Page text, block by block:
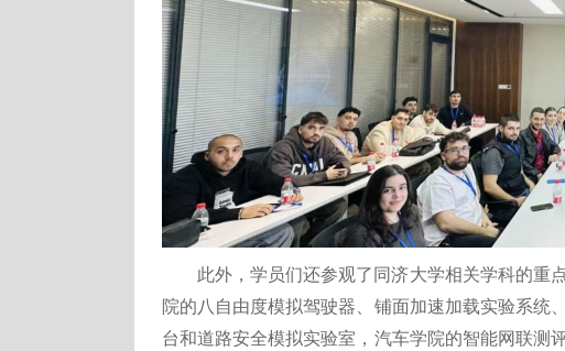
此外，学员们还参观了同济大学相关学科的重
院的八自由度模拟驾驶器、铺面加速加载实验系统
台和道路安全模拟实验室，汽车学院的智能网联测